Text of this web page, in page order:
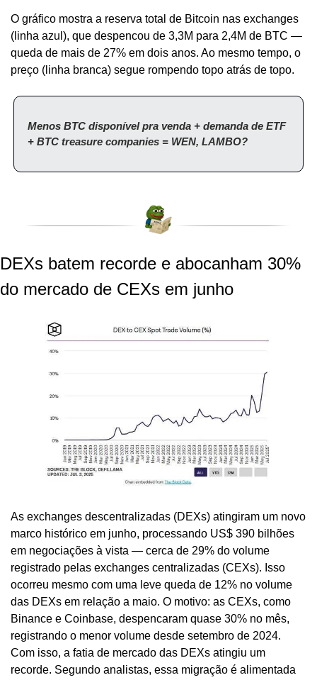
O gráfico mostra a reserva total de Bitcoin nas exchanges
(linha azul), que despencou de 3,3M para 2,4M de BTC —
queda de mais de 27% em dois anos. Ao mesmo tempo, o
preço (linha branca) segue rompendo topo atrás de topo.
Menos BTC disponível pra venda + demanda de ETF
+ BTC treasure companies = WEN, LAMBO?
DEXs batem recorde e abocanham 30%
do mercado de CEXs em junho
As exchanges descentralizadas (DEXs) atingiram um novo
marco histórico em junho, processando US$ 390 bilhões
em negociações à vista — cerca de 29% do volume
registrado pelas exchanges centralizadas (CEXs). Isso
ocorreu mesmo com uma leve queda de 12% no volume
das DEXs em relação a maio. O motivo: as CEXs, como
Binance e Coinbase, despencaram quase 30% no mês,
registrando o menor volume desde setembro de 2024.
Com isso, a fatia de mercado das DEXs atingiu um
recorde. Segundo analistas, essa migração é alimentada